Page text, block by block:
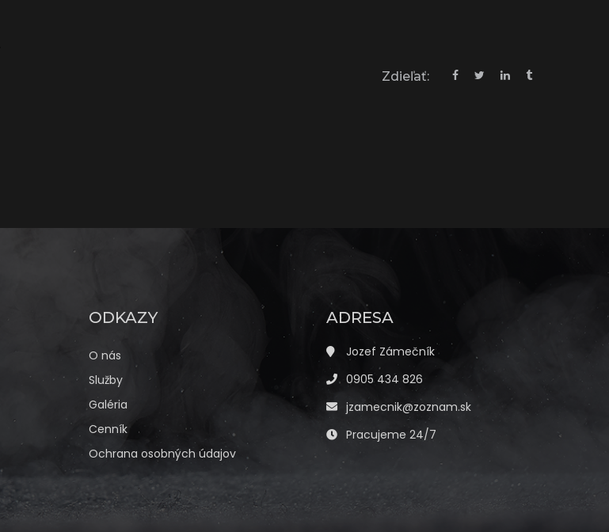
Zdieľať:
ODKAZY
O nás
Služby
Galéria
Cenník
Ochrana osobných údajov
ADRESA
Jozef Zámečník
0905 434 826
jzamecnik@zoznam.sk
Pracujeme 24/7